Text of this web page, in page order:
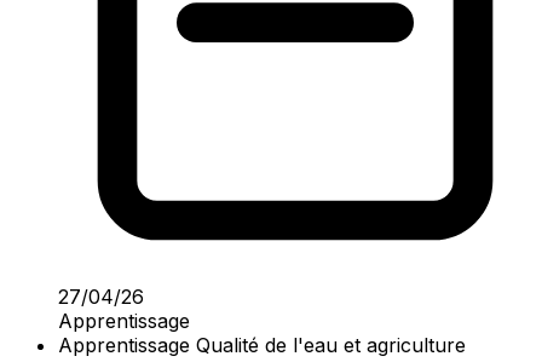
27/04/26
Apprentissage
Apprentissage Qualité de l'eau et agriculture